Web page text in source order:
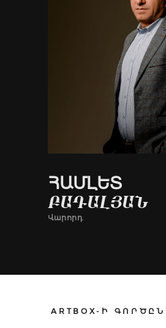
ՀԱՄԼԵՏ
ԲԱԴԱԼՅԱՆ
Վարորդ
ARTBOX-Ի